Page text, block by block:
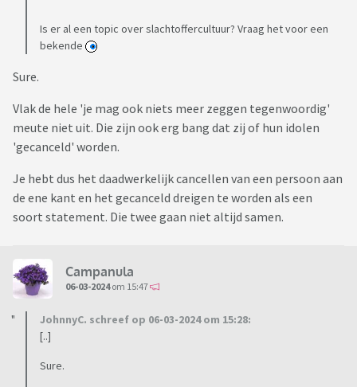
Is er al een topic over slachtoffercultuur? Vraag het voor een
bekende
Sure.
Vlak de hele 'je mag ook niets meer zeggen tegenwoordig'
meute niet uit. Die zijn ook erg bang dat zij of hun idolen
'gecanceld' worden.
Je hebt dus het daadwerkelijk cancellen van een persoon aan
de ene kant en het gecanceld dreigen te worden als een
soort statement. Die twee gaan niet altijd samen.
Campanula
06-03-2024om 15:47
JohnnyC. schreef op 06-03-2024 om 15:28:
[..]
Sure.